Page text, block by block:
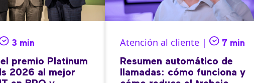
3 min
premio Platinum
2026 al mejor
Atención al cliente | 7 min
Resumen automático de
llamadas: cómo funciona y